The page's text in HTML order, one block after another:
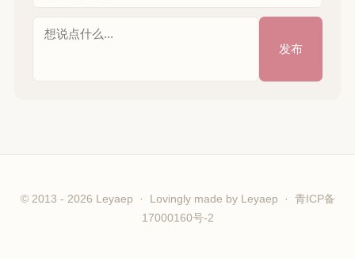
© 2013 - 2026 Leyaep · Lovingly made by Leyaep · 青ICP备
17000160号-2